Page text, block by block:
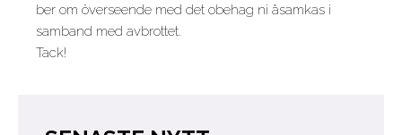
ber om överseende med det obehag ni åsamkas i
samband med avbrottet.
Tack!